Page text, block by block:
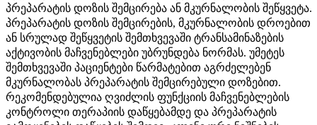
პრეპარატის დოზის შემცირება ან მკურნალობის შეწყვეტა.
პრეპარატის დოზის შემცირების, მკურნალობის დროებით
ან სრულად შეწყვეტის შემთხვევაში ტრანსამინაზების
აქტივობის მაჩვენებლები უბრუნდება ნორმას. უმეტეს
შემთხვევაში პაციენტები წარმატებით აგრძელებენ
მკურნალობას პრეპარატის შემცირებული დოზებით.
რეკომენდებულია ღვიძლის ფუნქციის მაჩვენებლების
კონტროლი თერაპიის დაწყებამდე და პრეპარატის